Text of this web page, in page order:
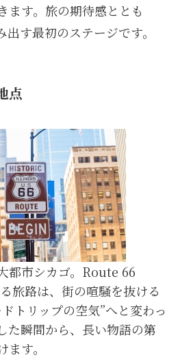
ます。旅の期待感ととも
す最初のステージです。
点
都市シカゴ。Route 66
旅路は、街の喧騒を抜ける
トリップの空気”へと変わっ
た瞬間から、長い物語の第
す。